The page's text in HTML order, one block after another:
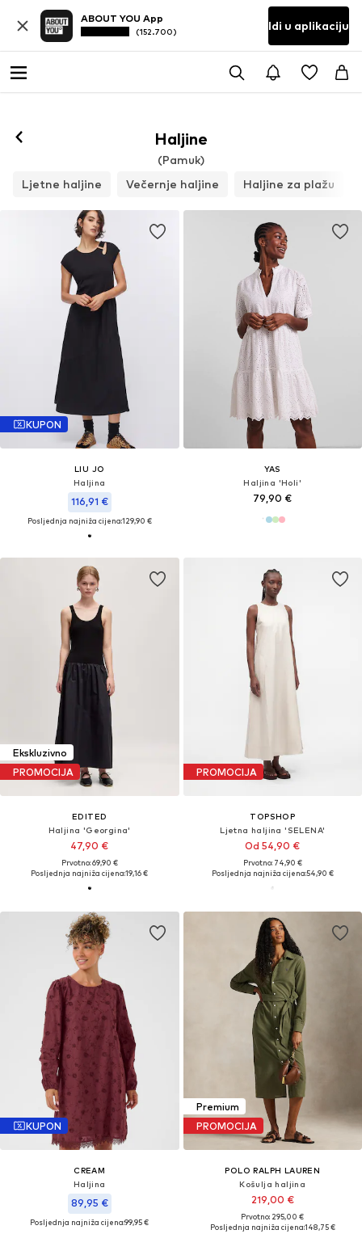
ABOUT YOU App
(152.700) Idi u aplikaciju
Haljine
(Pamuk)
Ljetne haljine
Večernje haljine Haljine za plažu
KUPON
LIU JO
Haljina
116,91 €
Posljednja najniža cijena:129,90 €
YAS
Haljina 'Holi'
79,90 €
Ekskluzivno
PROMOCIJA
EDITED
Haljina 'Georgina'
47,90 €
Prvotno: 69,90 €
Posljednja najniža cijena:19,16 €
PROMOCIJA
TOPSHOP
Ljetna haljina 'SELENA'
Od 54,90 €
Prvotno: 74,90 €
Posljednja najniža cijena:54,90 €
KUPON
CREAM
Haljina
89,95 €
Posljednja najniža cijena:99,95 €
Premium
PROMOCIJA
POLO RALPH LAUREN
Košulja haljina
219,00 €
Prvotno: 295,00 €
Posljednja najniža cijena:148,75 €